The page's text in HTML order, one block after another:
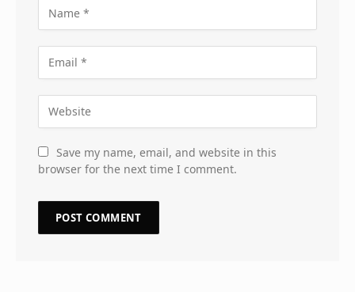
Save my name, email, and website in this
browser for the next time I comment.